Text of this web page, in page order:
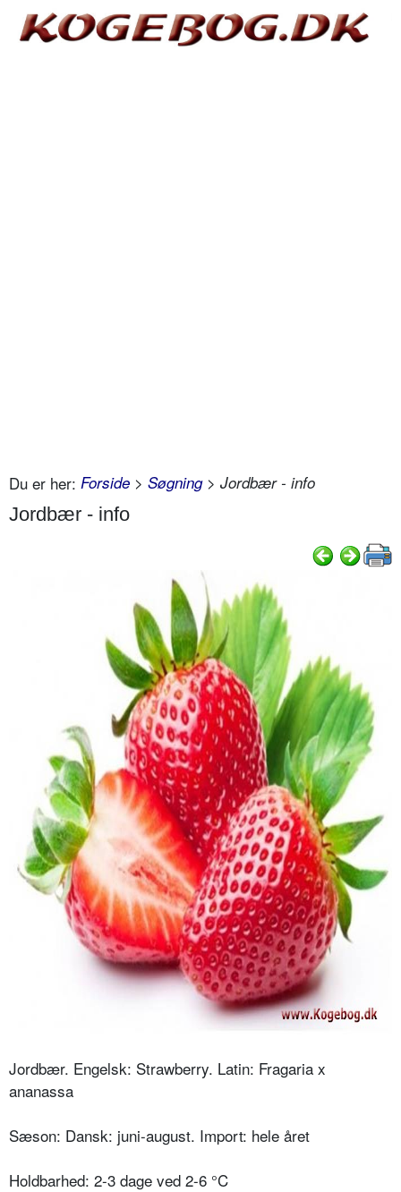
Du er her: Forside > Søgning> Jordbær - info
Jordbær - info
Jordbær. Engelsk: Strawberry. Latin: Fragaria x
ananassa
Sæson: Dansk: juni-august. Import: hele året
Holdbarhed: 2-3 dage ved 2-6 °C